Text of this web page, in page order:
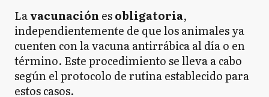
Lavacunación esobligatoria,
independientemente de que los animales ya
cuenten con la vacuna antirrábica al día o en
término. Este procedimiento se lleva a cabo
según el protocolo de rutina establecido para
estos casos.